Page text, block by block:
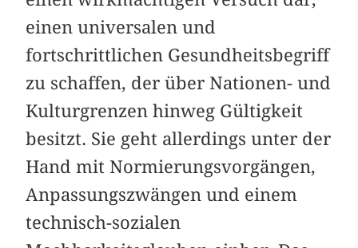
einen univer­salen und
fortschrittlichen Gesundheitsbegriff
zu schaffen, der über Nationen- und
Kulturgrenzen hinweg Gültigkeit
besitzt. Sie geht allerdings unter der
Hand mit Normierungsvorgängen,
Anpassungszwängen und einem
technisch-sozialen